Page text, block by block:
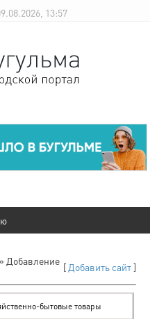
13:57
» Добавление [ Добавить сайт]